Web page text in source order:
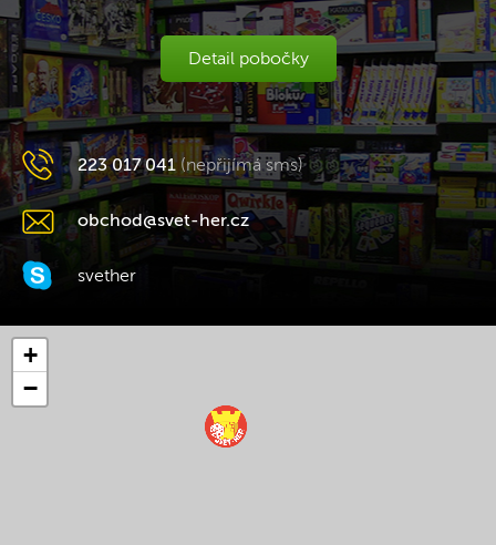
Detail pobočky
223 017 041 (nepřijímá sms)
obchod@svet-her.cz
svether
+
−